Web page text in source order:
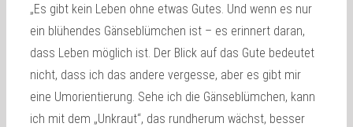
„Es gibt kein Leben ohne etwas Gutes. Und wenn es nur
ein blühendes Gänseblümchen ist – es erinnert daran,
dass Leben möglich ist. Der Blick auf das Gute bedeutet
nicht, dass ich das andere vergesse, aber es gibt mir
eine Umorientierung. Sehe ich die Gänseblümchen, kann
ich mit dem „Unkraut“, das rundherum wächst, besser